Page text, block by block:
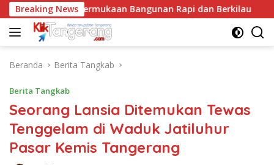
Langsung
ke
konten
Breaking News
Rahasia Permukaan Bangunan Rapi dan Berkilau
Beranda Berita Tangkab
Berita Tangkab
Seorang Lansia Ditemukan Tewas
Tenggelam di Waduk Jatiluhur
Pasar Kemis Tangerang